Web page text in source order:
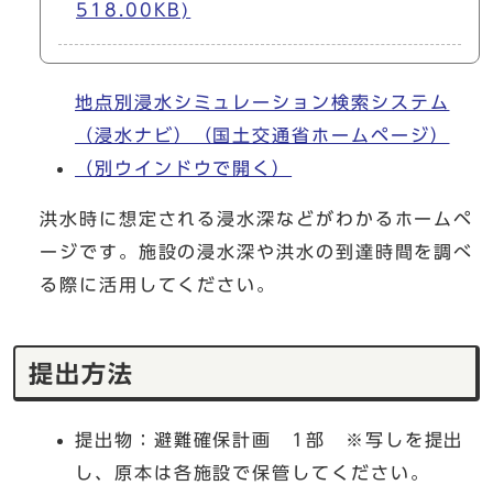
518.00KB)
地点別浸水シミュレーション検索システム
（浸水ナビ）（国土交通省ホームページ）
（別ウインドウで開く）
洪水時に想定される浸水深などがわかるホームペ
ージです。施設の浸水深や洪水の到達時間を調べ
る際に活用してください。
提出方法
提出物：避難確保計画 1部 ※写しを提出
し、原本は各施設で保管してください。